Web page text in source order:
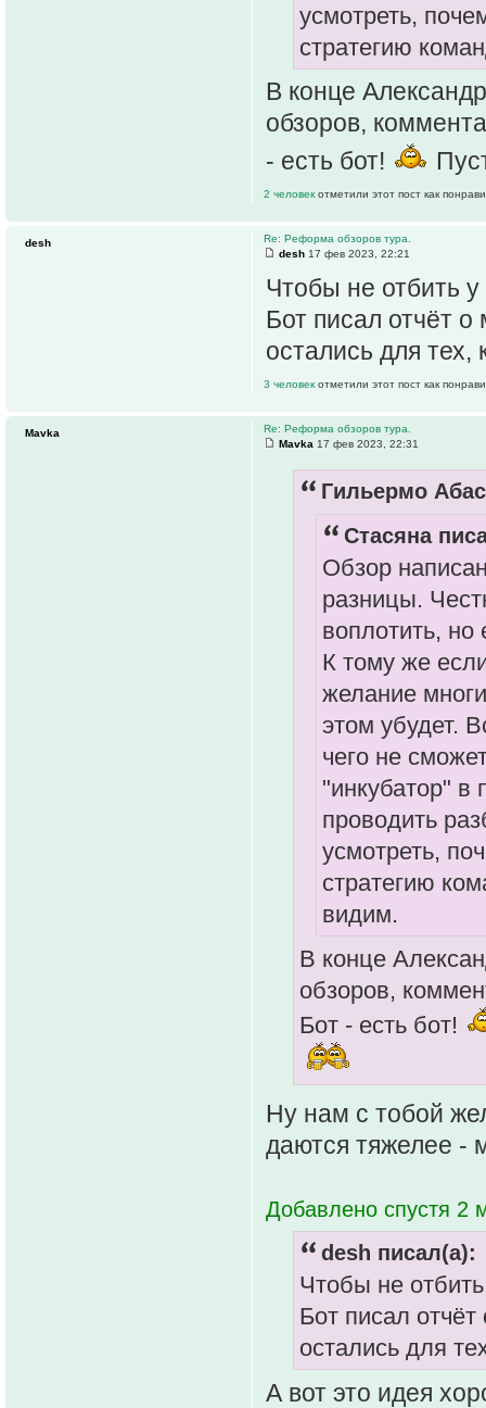
усмотреть,
стратегию
В конце
обзоров,
- есть бот!
2 человек отметили этот пост как
Re: Реформа обзоров тура.
desh 17 фев 2023, 22:21
Чтобы не отбить
Бот писал отчёт
остались для тех,
3 человек отметили этот пост как
desh
Re: Реформа обзоров тура.
Mavka 17 фев 2023, 22:31
Гильермо
Стасяна
Обзор
разницы.
воплотить, но
К тому же
желание
этом убудет.
чего не
"инкубатор" в
проводить
усмотреть,
стратегию
видим.
В конце
обзоров,
Бот - есть бот!
Ну нам с тобой
даются тяжелее -
Добавлено спустя 2
desh писал(а):
Чтобы не
Бот писал
остались для
А вот это идея
Mavka